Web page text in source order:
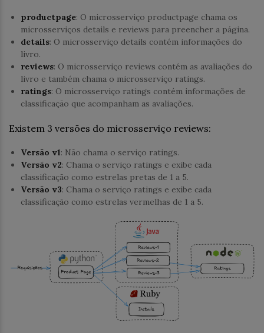
productpage: O microsserviço productpage chama os
microsserviços details e reviews para preencher a página.
details: O microsserviço details contém informações do
livro.
reviews: O microsserviço reviews contém as avaliações do
livro e também chama o microsserviço ratings.
ratings: O microsserviço ratings contém informações de
classificação que acompanham as avaliações.
Existem 3 versões do microsserviço reviews:
Versão v1: Não chama o serviço ratings.
Versão v2: Chama o serviço ratings e exibe cada
classificação como estrelas pretas de 1 a 5.
Versão v3: Chama o serviço ratings e exibe cada
classificação como estrelas vermelhas de 1 a 5.